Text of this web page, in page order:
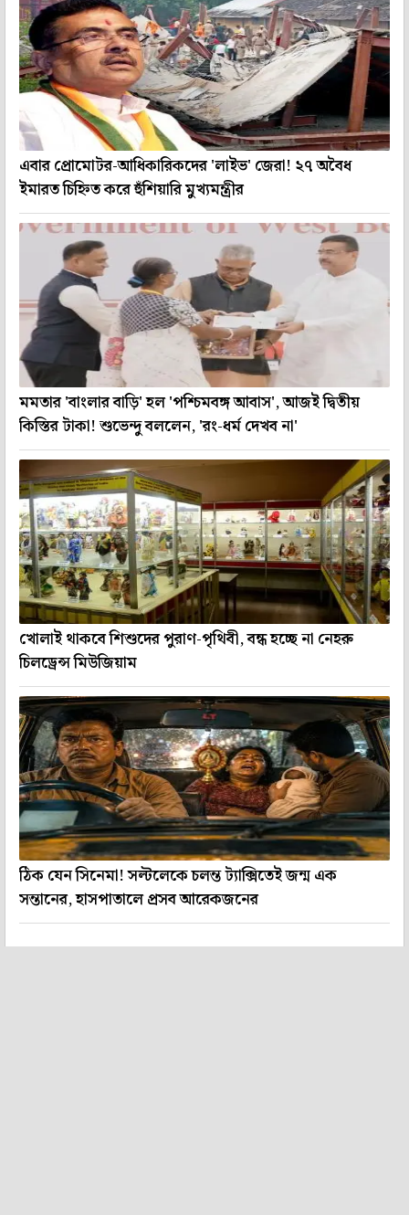
এবার প্রোমোটর-আধিকারিকদের 'লাইভ' জেরা! ২৭ অবৈধ
ইমারত চিহ্নিত করে হুঁশিয়ারি মুখ্যমন্ত্রীর
মমতার 'বাংলার বাড়ি' হল 'পশ্চিমবঙ্গ আবাস', আজই দ্বিতীয়
কিস্তির টাকা! শুভেন্দু বললেন, 'রং-ধর্ম দেখব না'
খোলাই থাকবে শিশুদের পুরাণ-পৃথিবী, বন্ধ হচ্ছে না নেহরু
চিলড্রেন্স মিউজিয়াম
ঠিক যেন সিনেমা! সল্টলেকে চলন্ত ট্যাক্সিতেই জন্ম এক
সন্তানের, হাসপাতালে প্রসব আরেকজনের